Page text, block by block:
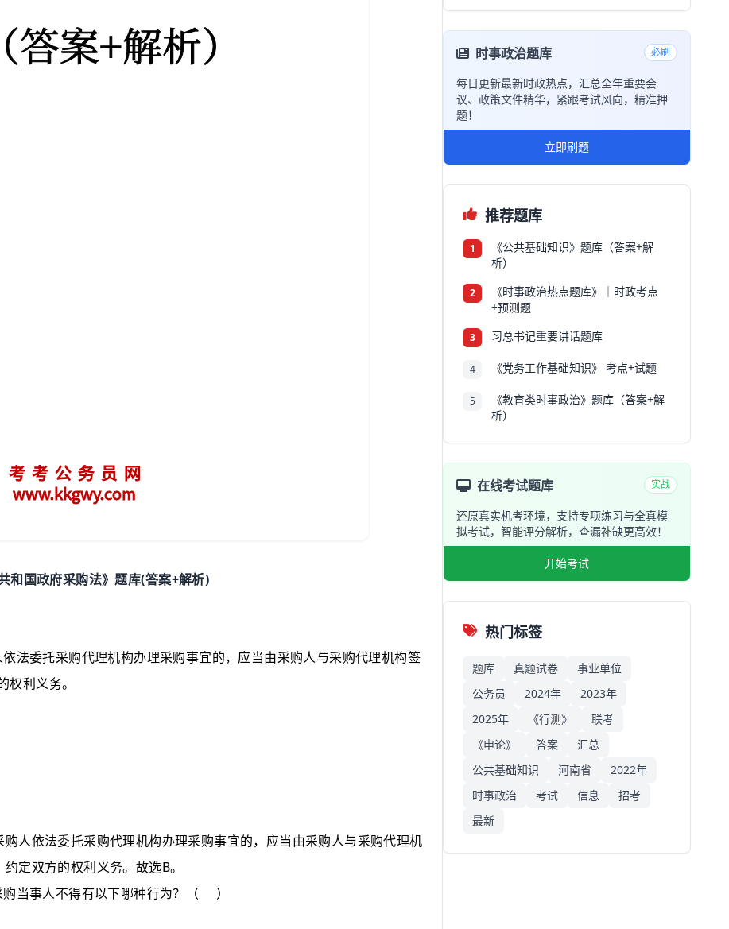
和国政府采购法》题库(答案+解析)
法委托采购代理机构办理采购事宜的，应当由采购人与采购代理机构签
权利义务。
购人依法委托采购代理机构办理采购事宜的，应当由采购人与采购代理机
定双方的权利义务。故选B。
当事人不得有以下哪种行为？ （ ）
时事政治题库 必刷
每日更新最新时政热点，汇总全年重要会
议、政策文件精华，紧跟考试风向，精准押
题！
立即刷题
推荐题库
1
《公共基础知识》题库（答案+解
析）
2
《时事政治热点题库》｜时政考点
+预测题
3 习总书记重要讲话题库
4 《党务工作基础知识》 考点+试题
5
《教育类时事政治》题库（答案+解
析）
在线考试题库 实战
还原真实机考环境，支持专项练习与全真模
拟考试，智能评分解析，查漏补缺更高效！
开始考试
热门标签
题库 真题试卷
事业单位
公务员
2024年
2023年
2025年
《行测》
联考
《申论》
答案
汇总
公共基础知识
河南省
2022年
时事政治
考试 信息
招考
最新